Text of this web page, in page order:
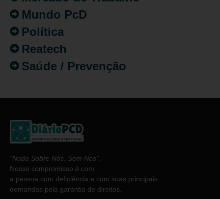
Mundo PcD
Política
Reatech
Saúde / Prevenção
“Nada Sobre Nós. Sem Nós”
Nosso compromisso é com
a pessoa com deficiência e com suas principais
demandas pela garantia de direitos.